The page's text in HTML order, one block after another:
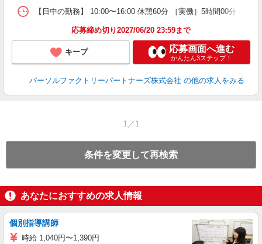
【日中の勤務】 10:00〜16:00 休憩60分 ［実働］5時間00分 【就
応募締め切り2027/06/20 23:59まで
キープ 応募画面へ進む
かんたん3ステップ！
パーソルファクトリーパートナーズ株式会社 の他の求人をみる
1／1
条件を変更して再検索
あなたにおすすめの求人情報
個別指導講師
時給 1,040円〜1,390円